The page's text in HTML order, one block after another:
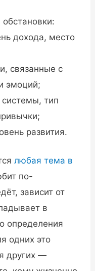
дохода, место
связанные с
эмоций;
системы, тип
развития.
любая тема в
по-
зависит от
в
определения
одних это
других —